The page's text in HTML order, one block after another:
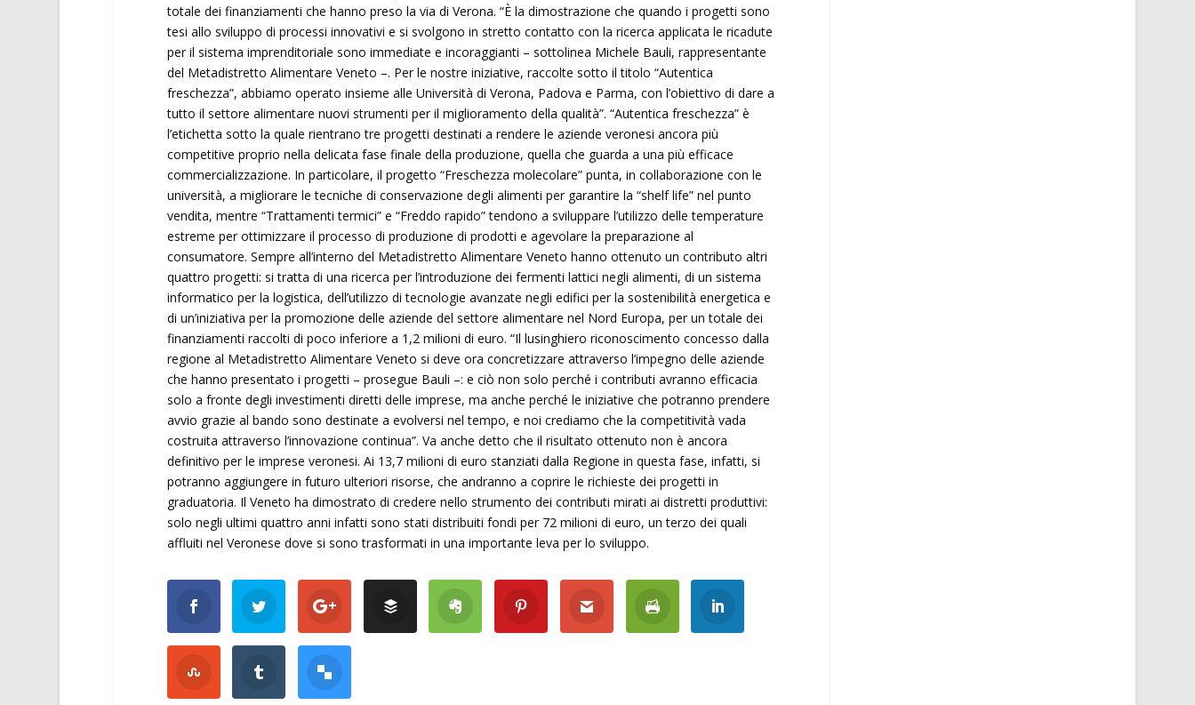
totale dei finanziamenti che hanno preso la via di Verona. “È la dimostrazione che quando i progetti sono
tesi allo sviluppo di processi innovativi e si svolgono in stretto contatto con la ricerca applicata le ricadute
per il sistema imprenditoriale sono immediate e incoraggianti – sottolinea Michele Bauli, rappresentante
del Metadistretto Alimentare Veneto –. Per le nostre iniziative, raccolte sotto il titolo “Autentica
freschezza”, abbiamo operato insieme alle Università di Verona, Padova e Parma, con l’obiettivo di dare a
tutto il settore alimentare nuovi strumenti per il miglioramento della qualità”. “Autentica freschezza” è
l’etichetta sotto la quale rientrano tre progetti destinati a rendere le aziende veronesi ancora più
competitive proprio nella delicata fase finale della produzione, quella che guarda a una più efficace
commercializzazione. In particolare, il progetto “Freschezza molecolare” punta, in collaborazione con le
università, a migliorare le tecniche di conservazione degli alimenti per garantire la “shelf life” nel punto
vendita, mentre “Trattamenti termici” e “Freddo rapido” tendono a sviluppare l’utilizzo delle temperature
estreme per ottimizzare il processo di produzione di prodotti e agevolare la preparazione al
consumatore. Sempre all’interno del Metadistretto Alimentare Veneto hanno ottenuto un contributo altri
quattro progetti: si tratta di una ricerca per l’introduzione dei fermenti lattici negli alimenti, di un sistema
informatico per la logistica, dell’utilizzo di tecnologie avanzate negli edifici per la sostenibilità energetica e
di un’iniziativa per la promozione delle aziende del settore alimentare nel Nord Europa, per un totale dei
finanziamenti raccolti di poco inferiore a 1,2 milioni di euro. “Il lusinghiero riconoscimento concesso dalla
regione al Metadistretto Alimentare Veneto si deve ora concretizzare attraverso l’impegno delle aziende
che hanno presentato i progetti – prosegue Bauli –: e ciò non solo perché i contributi avranno efficacia
solo a fronte degli investimenti diretti delle imprese, ma anche perché le iniziative che potranno prendere
avvio grazie al bando sono destinate a evolversi nel tempo, e noi crediamo che la competitività vada
costruita attraverso l’innovazione continua”. Va anche detto che il risultato ottenuto non è ancora
definitivo per le imprese veronesi. Ai 13,7 milioni di euro stanziati dalla Regione in questa fase, infatti, si
potranno aggiungere in futuro ulteriori risorse, che andranno a coprire le richieste dei progetti in
graduatoria. Il Veneto ha dimostrato di credere nello strumento dei contributi mirati ai distretti produttivi:
solo negli ultimi quattro anni infatti sono stati distribuiti fondi per 72 milioni di euro, un terzo dei quali
affluiti nel Veronese dove si sono trasformati in una importante leva per lo sviluppo.